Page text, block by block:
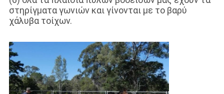
στηρίγματα γωνιών και γίνονται με το βαρύ
χάλυβα τοίχων.